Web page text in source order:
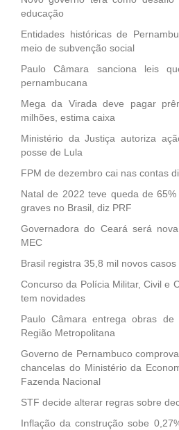
educação
Entidades históricas de
meio de subvenção social
Paulo Câmara sanciona leis
pernambucana
Mega da Virada deve pagar
milhões, estima caixa
Ministério da Justiça autoriza
posse de Lula
FPM de dezembro cai nas contas
Natal de 2022 teve queda de
graves no Brasil, diz PRF
Governadora do Ceará será
MEC
Brasil registra 35,8 mil novos
Concurso da Polícia Militar, Civil e
tem novidades
Paulo Câmara entrega obras
Região Metropolitana
Governo de Pernambuco
chancelas do Ministério da
Fazenda Nacional
STF decide alterar regras sobre
Inflação da construção sobe